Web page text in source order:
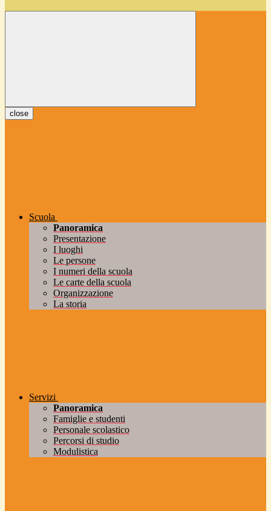
close
Scuola
Panoramica
Presentazione
I luoghi
Le persone
I numeri della scuola
Le carte della scuola
Organizzazione
La storia
Servizi
Panoramica
Famiglie e studenti
Personale scolastico
Percorsi di studio
Modulistica